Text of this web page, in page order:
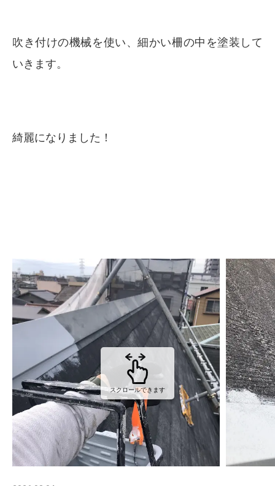
吹き付けの機械を使い、細かい柵の中を塗装して
いきます。
綺麗になりました！
スクロールできます